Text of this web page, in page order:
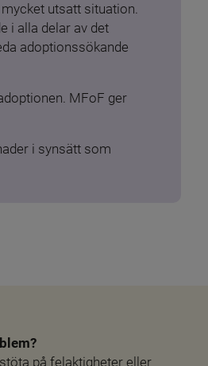
utsatt situation.
i alla delar av det
adoptionssökande
MFoF ger
i synsätt som
på felaktigheter eller